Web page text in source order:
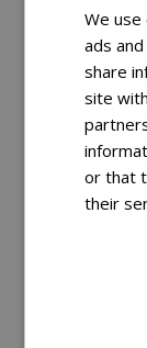
We
ads
share
site
or that
their